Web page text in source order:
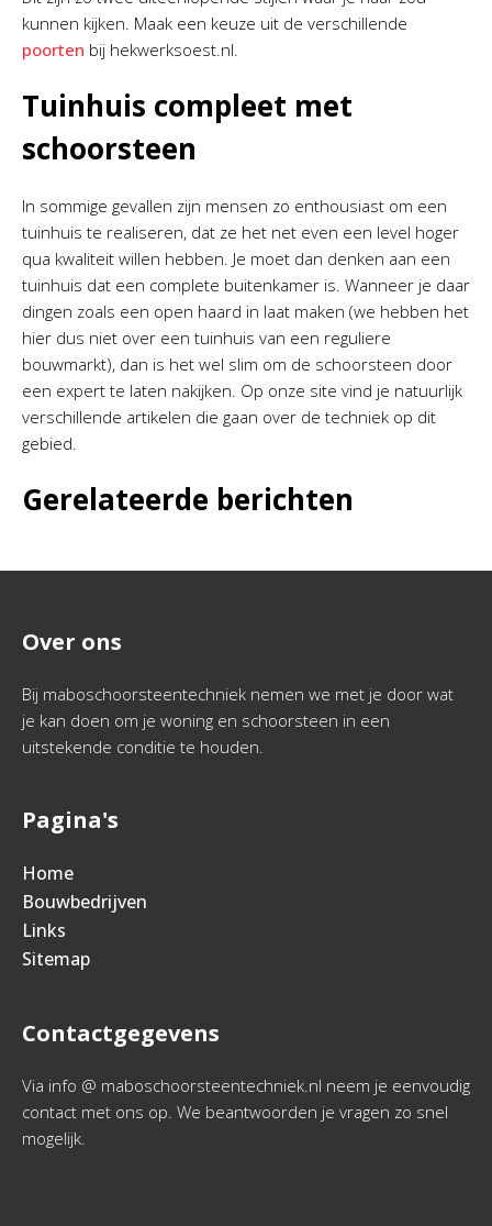
kunnen kijken. Maak een keuze uit de verschillende
poorten bij hekwerksoest.nl.
Tuinhuis compleet met
schoorsteen
In sommige gevallen zijn mensen zo enthousiast om een
tuinhuis te realiseren, dat ze het net even een level hoger
qua kwaliteit willen hebben. Je moet dan denken aan een
tuinhuis dat een complete buitenkamer is. Wanneer je daar
dingen zoals een open haard in laat maken (we hebben het
hier dus niet over een tuinhuis van een reguliere
bouwmarkt), dan is het wel slim om de schoorsteen door
een expert te laten nakijken. Op onze site vind je natuurlijk
verschillende artikelen die gaan over de techniek op dit
gebied.
Gerelateerde berichten
Over ons
Bij maboschoorsteentechniek nemen we met je door wat
je kan doen om je woning en schoorsteen in een
uitstekende conditie te houden.
Pagina's
Home
Bouwbedrijven
Links
Sitemap
Contactgegevens
Via info @ maboschoorsteentechniek.nl neem je eenvoudig
contact met ons op. We beantwoorden je vragen zo snel
mogelijk.